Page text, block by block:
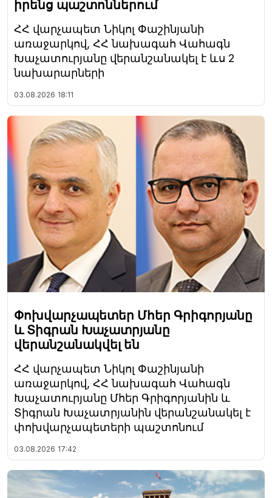
իրենց պաշտոններում
ՀՀ վարչապետ Նիկոլ Փաշինյանի
առաջարկով, ՀՀ նախագահ Վահագն
Խաչատուրյանը վերանշանակել է ևս 2
նախարարների
03.08.2026 18:11
Փոխվարչապետեր Մհեր Գրիգորյանը
և Տիգրան Խաչատրյանը
վերանշանակվել են
ՀՀ վարչապետ Նիկոլ Փաշինյանի
առաջարկով, ՀՀ նախագահ Վահագն
Խաչատուրյանը Մհեր Գրիգորյանին և
Տիգրան Խաչատրյանին վերանշանակել է
փոխվարչապետերի պաշտոնում
03.08.2026 17:42